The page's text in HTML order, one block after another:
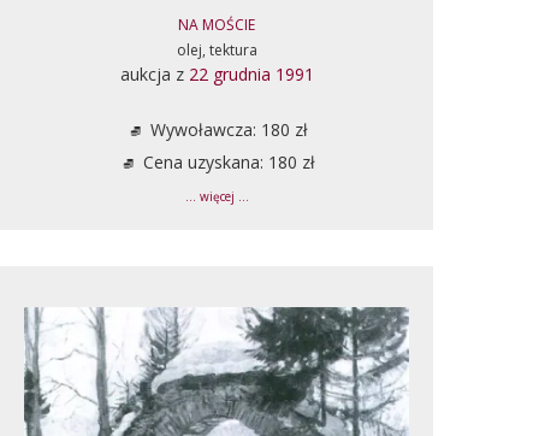
NA MOŚCIE
olej, tektura
aukcja z 22 grudnia 1991
Wywoławcza: 180 zł
Cena uzyskana: 180 zł
... więcej ...